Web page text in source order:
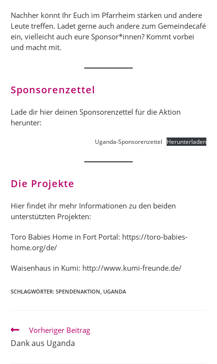
Nachher könnt Ihr Euch im Pfarrheim stärken und andere
Leute treffen. Ladet gerne auch andere zum Gemeindecafé
ein, vielleicht auch eure Sponsor*innen? Kommt vorbei
und macht mit.
Sponsorenzettel
Lade dir hier deinen Sponsorenzettel für die Aktion
herunter:
Uganda-Sponsorenzettel Herunterladen
Die Projekte
Hier findet ihr mehr Informationen zu den beiden
unterstützten Projekten:
Toro Babies Home in Fort Portal: https://toro-babies-
home.org/de/
Waisenhaus in Kumi: http://www.kumi-freunde.de/
SCHLAGWÖRTER:SPENDENAKTION UGANDA
Weitere
Artikel
ansehen
Vorheriger Beitrag
Dank aus Uganda